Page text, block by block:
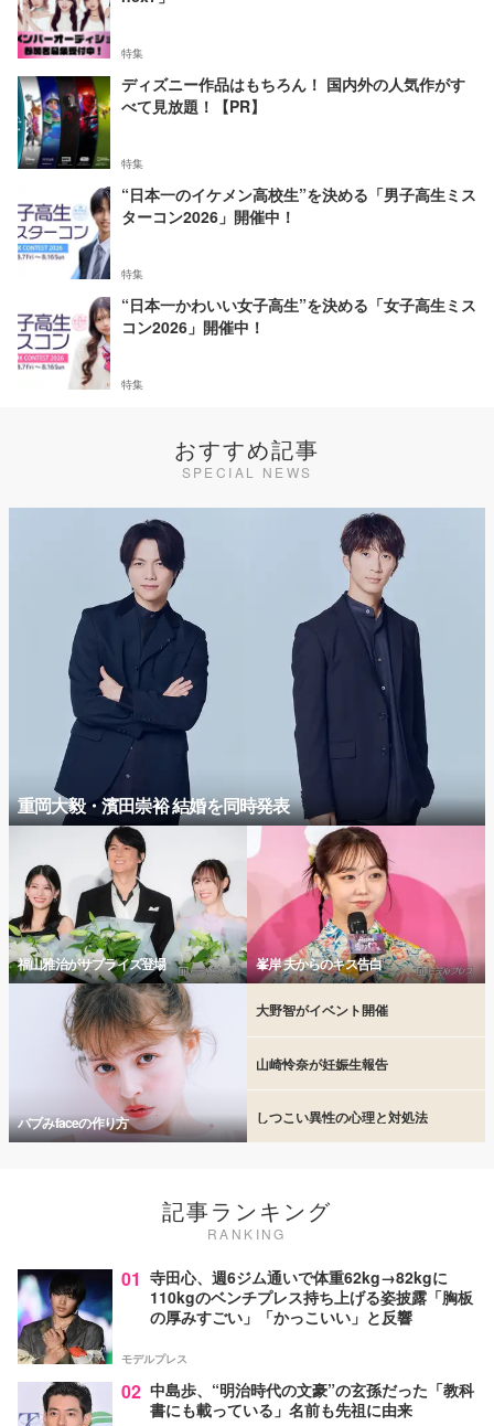
特集
ディズニー作品はもちろん！ 国内外の人気作がす
べて見放題！【PR】
特集
“日本一のイケメン高校生”を決める「男子高生ミス
ターコン2026」開催中！
特集
“日本一かわいい女子高生”を決める「女子高生ミス
コン2026」開催中！
特集
おすすめ記事
SPECIAL NEWS
重岡大毅・濱田崇裕 結婚を同時発表
福山雅治がサプライズ登場 峯岸 夫からのキス告白
バブみfaceの作り方
大野智がイベント開催
山崎怜奈が妊娠生報告
しつこい異性の心理と対処法
記事ランキング
RANKING
01 寺田心、週6ジム通いで体重62kg→82kgに
110kgのベンチプレス持ち上げる姿披露「胸板
の厚みすごい」「かっこいい」と反響
モデルプレス
02 中島歩、“明治時代の文豪”の玄孫だった「教科
書にも載っている」名前も先祖に由来